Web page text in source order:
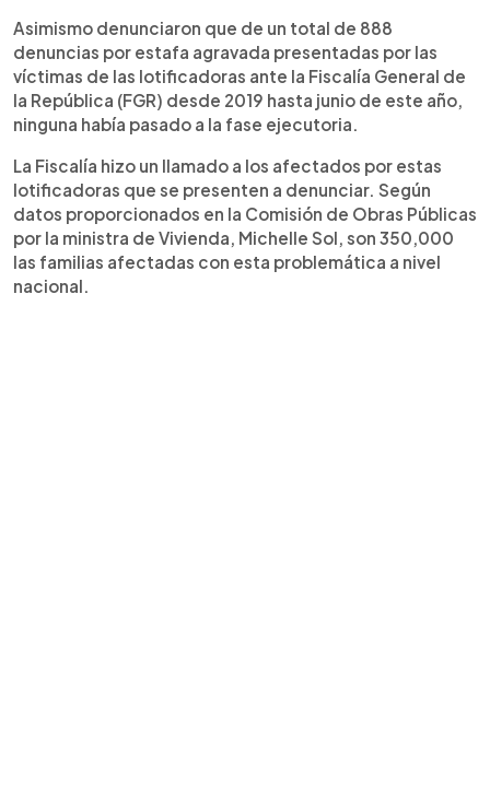
Asimismo denunciaron que de un total de 888
denuncias por estafa agravada presentadas por las
víctimas de las lotificadoras ante la Fiscalía General de
la República (FGR) desde 2019 hasta junio de este año,
ninguna había pasado a la fase ejecutoria.
La Fiscalía hizo un llamado a los afectados por estas
lotificadoras que se presenten a denunciar. Según
datos proporcionados en la Comisión de Obras Públicas
por la ministra de Vivienda, Michelle Sol, son 350,000
las familias afectadas con esta problemática a nivel
nacional.